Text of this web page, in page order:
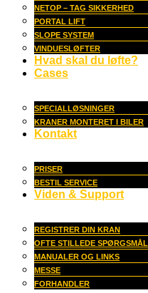
NETOP – TAG SIKKERHED
PORTAL LIFT
SLOPE SYSTEM
VINDUESLØFTER
Hvad skal du løfte?
Cases
SPECIALLØSNINGER
KRANER MONTERET I BILER
Kontakt
PRISER
BESTIL SERVICE
Viden & Support
REGISTRER DIN KRAN
OFTE STILLEDE SPØRGSMÅL
MANUALER OG LINKS
MESSE
FORHANDLER